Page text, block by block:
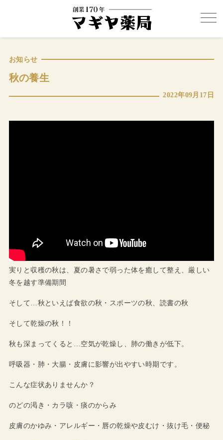
秋の養生
お知らせ
2022年09月17日
実りと収穫の秋は、夏の暑さで弱った体を癒して整え、厳しい
冬を越す準備期間
そして…秋といえば食欲の秋・スポーツの秋、読書の秋
そして乾燥の秋！！
秋も深まってくると…空気が乾燥し、肺の働きが低下。
呼吸器・肺・大腸・皮膚に影響が出やすい時期です。
こんな症状ありませんか？
のどの渇き・カラ咳・痰のからみ
皮膚のかゆみ・アレルギー・唇の乾燥や皮むけ・抜け毛・便秘